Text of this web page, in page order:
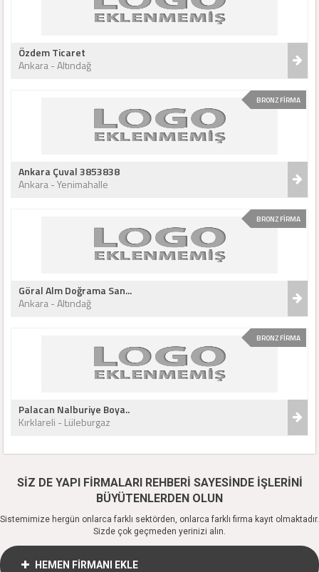
Özdem Ticaret
Ankara - Altındağ
BRONZ FİRMA
Ankara Çuval 3853838
Ankara - Yenimahalle
BRONZ FİRMA
Göral Alm Doğrama San...
Ankara - Altındağ
BRONZ FİRMA
Palacan Nalburiye Boya..
Kırklareli - Lüleburgaz
SİZ DE YAPI FİRMALARI REHBERİ SAYESİNDE İŞLERİNİ
BÜYÜTENLERDEN OLUN
Sistemimize hergün onlarca farklı sektörden, onlarca farklı firma kayıt olmaktadır.
Sizde çok geçmeden yerinizi alın.
HEMEN FİRMANI EKLE